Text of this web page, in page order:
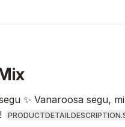
✨ Vanaroosa segu,